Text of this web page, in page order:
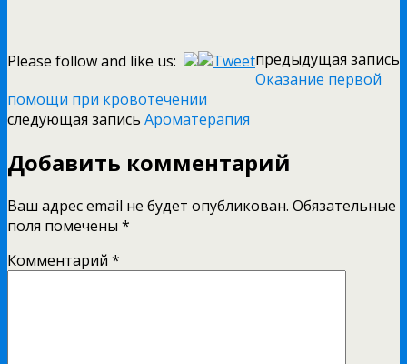
Please follow and like us:
предыдущая запись
Оказание первой
помощи при кровотечении
следующая запись Ароматерапия
Добавить комментарий
Ваш адрес email не будет опубликован. Обязательные
поля помечены *
Комментарий *